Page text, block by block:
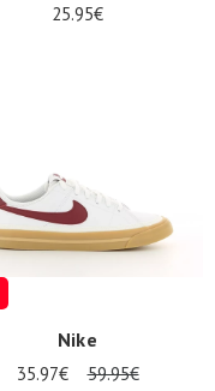
25.95€
Nike
35.97€ 59.95€